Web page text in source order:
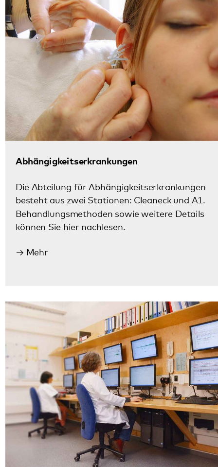
Abhängigkeitserkrankungen
Die Abteilung für Abhängigkeitserkrankungen
besteht aus zwei Stationen: Cleaneck und A1.
Behandlungsmethoden sowie weitere Details
Schlafmedizin
Im interdisziplinären Schlafzentrum des
Pfalzklinikums ist ein multiprofessionelles Team
tätig, das die meisten Schlafstörungen
diagnostizieren und behandeln kann. Neben
häufigen können auch seltenere Erkrankungen